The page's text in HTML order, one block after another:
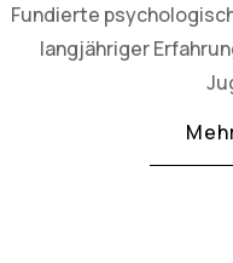
Fundierte
langjähriger